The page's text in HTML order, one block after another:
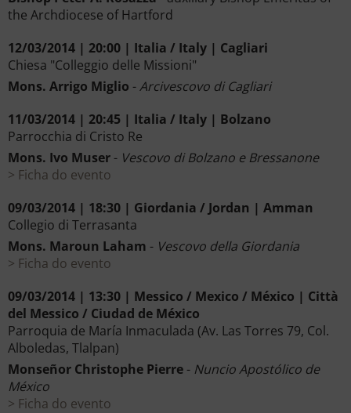
the Archdiocese of Hartford
12/03/2014 | 20:00 | Italia / Italy | Cagliari
Chiesa "Colleggio delle Missioni"
Mons. Arrigo Miglio -Arcivescovo di Cagliari
11/03/2014 | 20:45 | Italia / Italy | Bolzano
Parrocchia di Cristo Re
Mons. Ivo Muser - Vescovo di Bolzano e Bressanone
Ficha do evento
09/03/2014 | 18:30 | Giordania / Jordan | Amman
Collegio di Terrasanta
Mons. Maroun Laham - Vescovo della Giordania
Ficha do evento
09/03/2014 | 13:30 | Messico / Mexico / México | Città
del Messico / Ciudad de México
Parroquia de María Inmaculada (Av. Las Torres 79, Col.
Alboledas, Tlalpan)
Monseñor Christophe Pierre - Nuncio Apostólico de
México
Ficha do evento